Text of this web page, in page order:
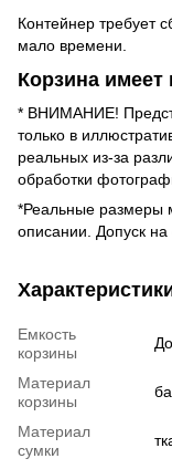
Контейнер требует
мало времени.
Корзина имеет
* ВНИМАНИЕ!
только в
реальных из-за
обработки
*Реальные размеры
описании. Допуск на
Емкость
корзины
Материал
корзины
Материал
сумки